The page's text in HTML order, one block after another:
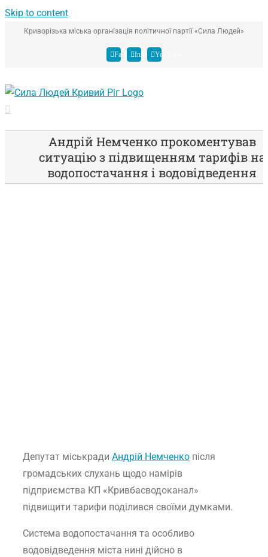
Skip to content
Криворізька міська організація політичної партії «Сила Людей»
FacebookInstagramYouTube
Андрій Немченко прокоментував
ситуацію з підвищенням тарифів на
водопостачання і водовідведення
Депутат міськради Андрій Немченко після
громадських слухань щодо намірів
підприємства КП «Кривбасводоканал»
підвищити тарифи поділився своїми думками.
Система водопостачання та особливо
водовідведення міста нині дійсно в